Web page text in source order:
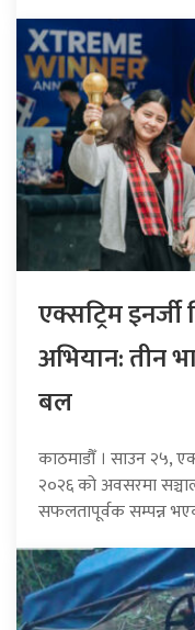
एक्सट्रिम इनर्जी
अभियान: तीन
बल
काठमाडौँ । साउन २५,
२०२६ को अवसरमा
सफलतापूर्वक सम्पन्न